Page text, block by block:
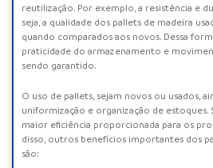
reutilização. Por exemplo, a resistência e
seja, a qualidade dos pallets de madeira
quando comparados aos novos. Dessa
praticidade do armazenamento e
sendo garantido.
O uso de pallets, sejam novos ou usados,
uniformização e organização de estoques.
maior eficiência proporcionada para os
disso, outros benefícios importantes dos
são: